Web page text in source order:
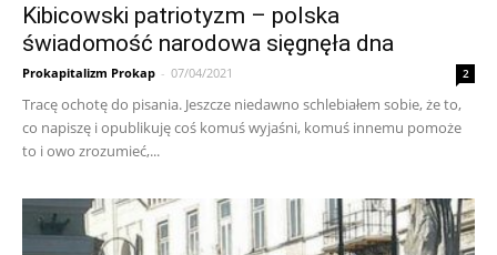
Kibicowski patriotyzm – polska
świadomość narodowa sięgnęła dna
Prokapitalizm Prokap - 07/04/2021 2
Tracę ochotę do pisania. Jeszcze niedawno schlebiałem sobie, że to,
co napiszę i opublikuję coś komuś wyjaśni, komuś innemu pomoże
to i owo zrozumieć,...